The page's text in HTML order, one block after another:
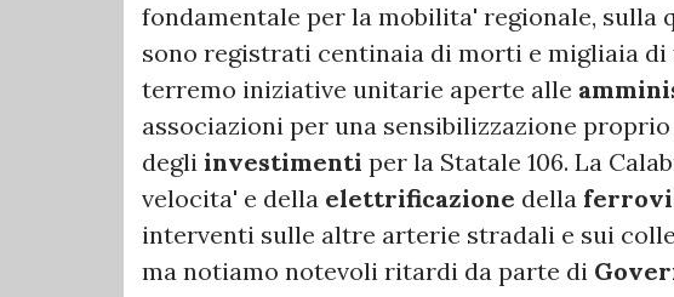
fondamentale per la mobilita' regionale,
sono registrati centinaia di morti e migliaia
terremo iniziative unitarie aperte alle
associazioni per una sensibilizzazione
degli investimenti per la Statale 106. La
velocita' e della elettrificazione della
interventi sulle altre arterie stradali e sui
ma notiamo notevoli ritardi da parte di